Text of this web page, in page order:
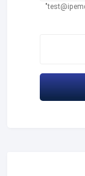
در صورتی که ایمیل ندارید، لطفاً ایمیل "test@ipemdad.com"